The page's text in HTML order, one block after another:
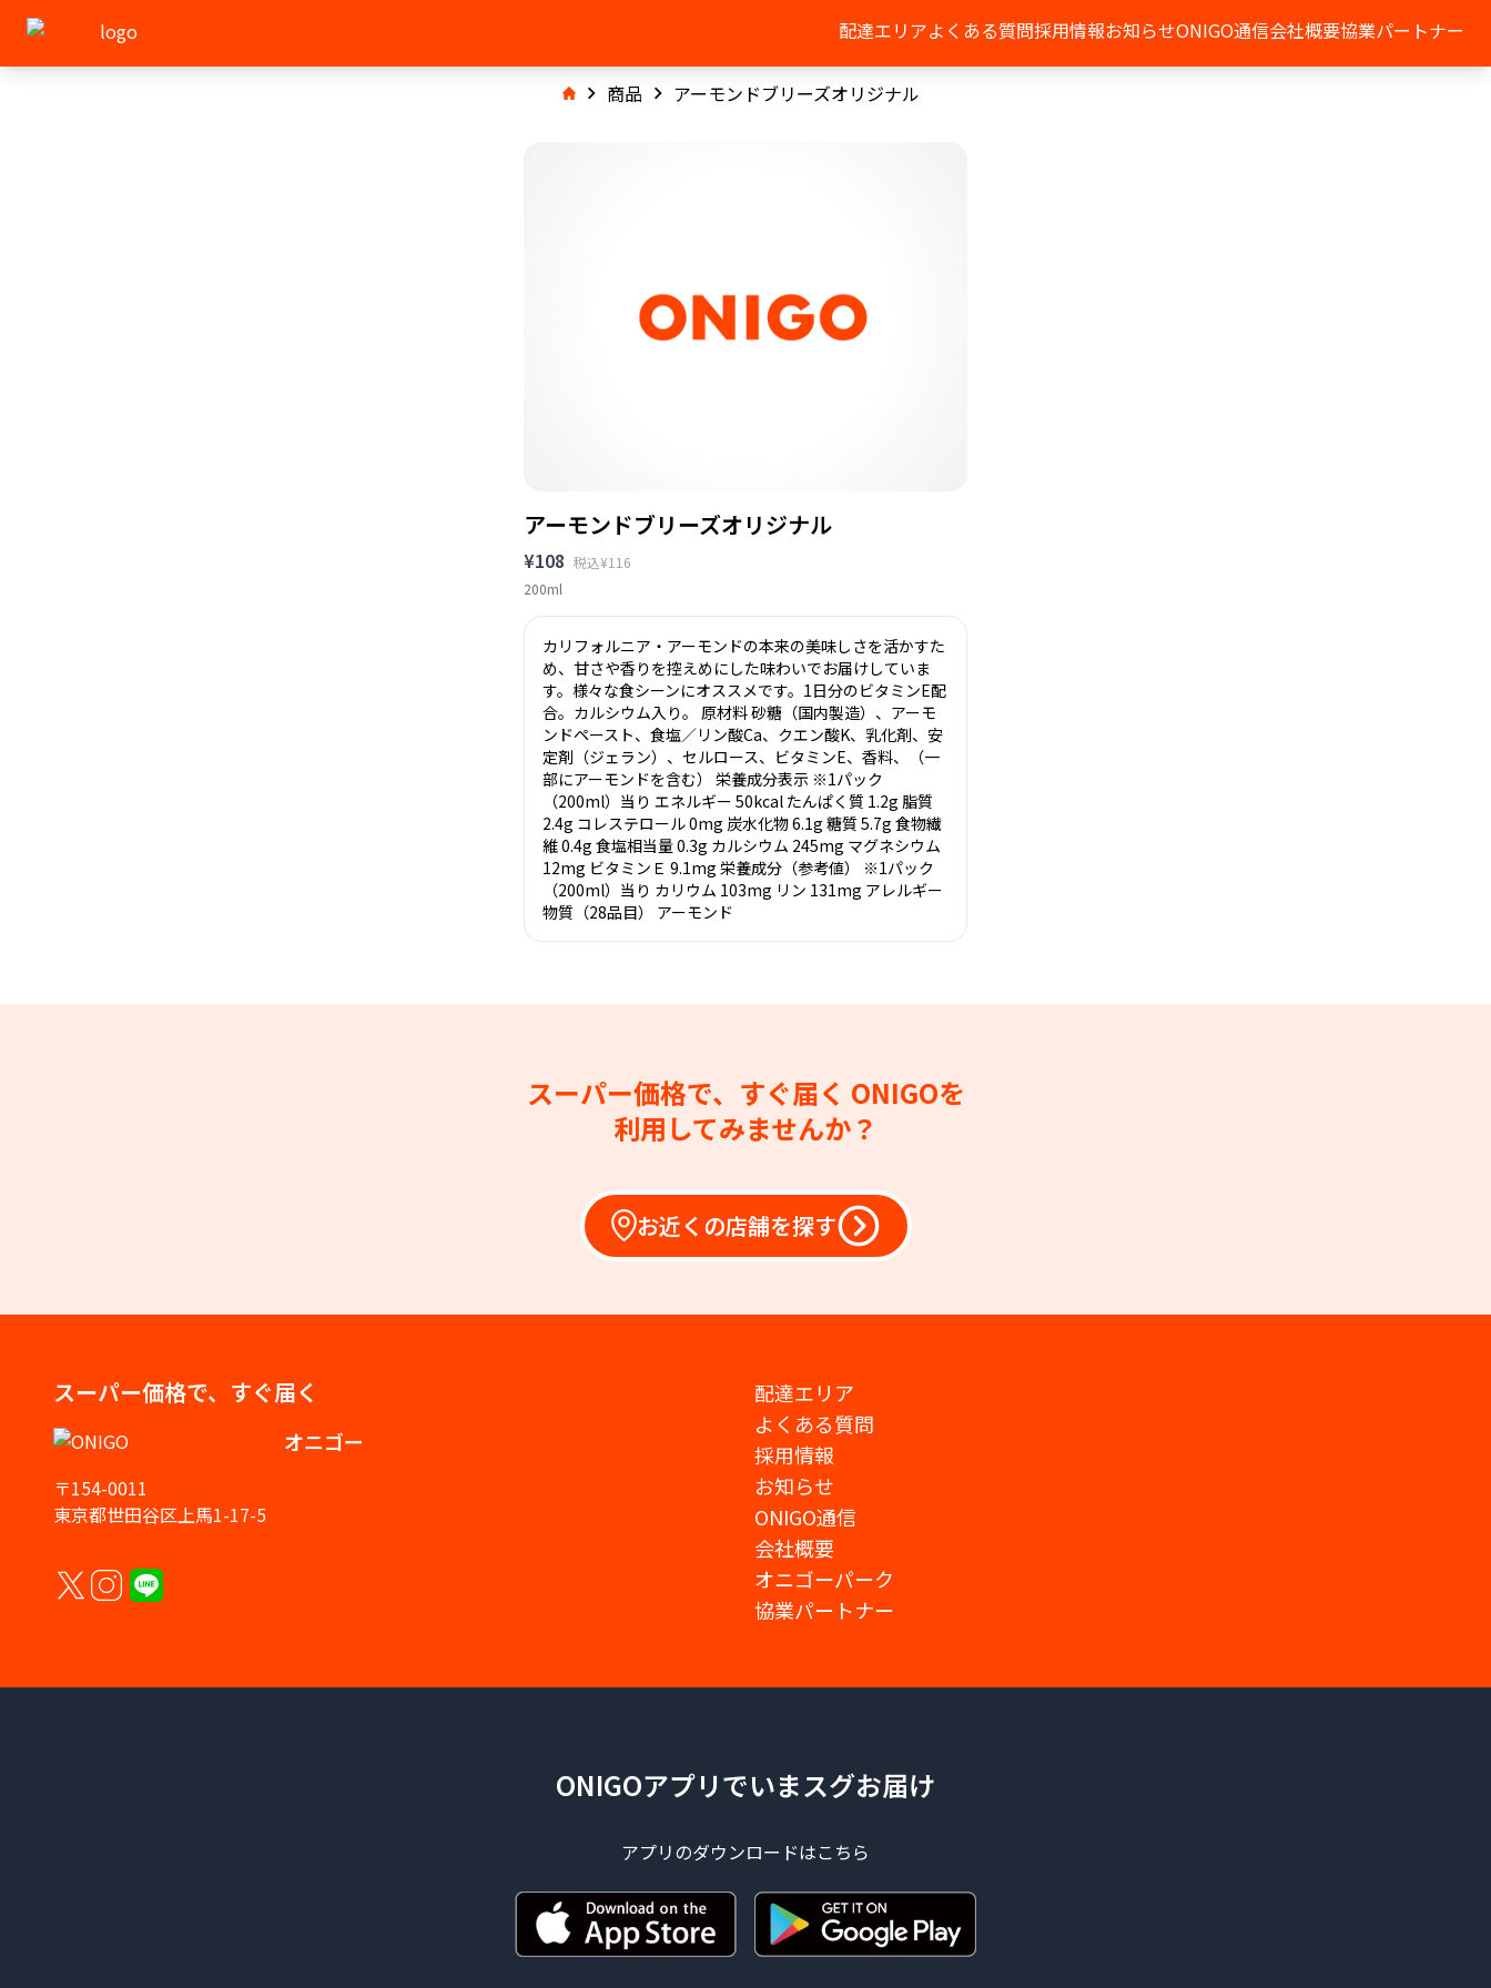
配達エリアよくある質問採用情報お知らせONIGO通信会社概要協業パートナー
商品 アーモンドブリーズオリジナル
アーモンドブリーズオリジナル
¥108 税込¥116
200ml
カリフォルニア・アーモンドの本来の美味しさを活かすた
め、甘さや香りを控えめにした味わいでお届けしていま
す。様々な食シーンにオススメです。1日分のビタミンE配
合。カルシウム入り。 原材料 砂糖（国内製造）、アーモ
ンドペースト、食塩／リン酸Ca、クエン酸K、乳化剤、安
定剤（ジェラン）、セルロース、ビタミンE、香料、（一
部にアーモンドを含む） 栄養成分表示 ※1パック
（200ml）当り エネルギー 50kcal たんぱく質 1.2g 脂質
2.4g コレステロール 0mg 炭水化物 6.1g 糖質 5.7g 食物繊
維 0.4g 食塩相当量 0.3g カルシウム 245mg マグネシウム
12mg ビタミンＥ 9.1mg 栄養成分（参考値） ※1パック
（200ml）当り カリウム 103mg リン 131mg アレルギー
物質（28品目） アーモンド
スーパー価格で、すぐ届く ONIGOを
利用してみませんか？
お近くの店舗を探す
スーパー価格で、すぐ届く
オニゴー
〒154-0011
東京都世田谷区上馬1-17-5
配達エリア
よくある質問
採用情報
お知らせ
ONIGO通信
会社概要
オニゴーパーク
協業パートナー
ONIGOアプリでいまスグお届け
アプリのダウンロードはこちら